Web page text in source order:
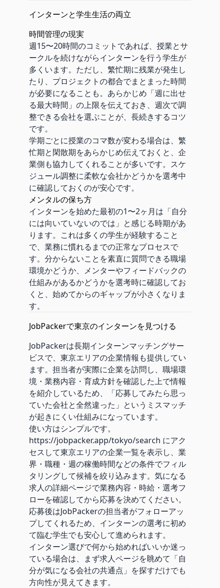
インターンと学生生活の両立
時間管理の現実
週15〜20時間のコミットであれば、授業とサ
ークルを続けながらインターンを行う学生が
多くいます。ただし、繁忙期に残業が発生し
たり、プロジェクトの都合でまとまった時間
が必要になることも。あらかじめ「週に出せ
る最大時間」の上限を伝えておき、週次で調
整できる会社を選ぶことが、長続きするコツ
です。
学期ごとに授業のコマ数が変わる場合は、繁
忙期と閑散期をあらかじめ伝えておくと、企
業側も協力してくれることが多いです。スケ
ジュール調整に柔軟な会社かどうかを選考中
に確認しておくのが安心です。
メンタルの保ち方
インターンを始めた最初の1〜2ヶ月は「自分
には向いていないのでは」と感じる時期があ
ります。これは多くの学生が経験すること
で、業務に慣れるまでの正常なプロセスで
す。分からないことを素直に質問できる職場
環境かどうか、メンターやフィードバックの
仕組みがあるかどうかを選考時に確認してお
くと、始めてからのギャップが小さくなりま
す。
JobPackerで東京のインターンを見つける
JobPackerは長期インターンマッチングサー
ビスで、東京エリアの企業情報も提供してい
ます。担当者が実際に企業を訪問し、職場環
境・業務内容・育成方針を確認した上で情報
を紹介しているため、「応募してみたら思っ
ていた会社と全然違った」というミスマッチ
が起きにくい仕組みになっています。
使い方はシンプルです。
https://jobpacker.app/tokyo/search にアク
セスして東京エリアの企業一覧を表示し、業
界・職種・週の稼働時間などの条件でフィル
タリングして候補を絞り込みます。気になる
求人の詳細ページで業務内容・時給・選考フ
ローを確認してから応募を決めてください。
応募後はJobPackerの担当者がフォローアッ
プしてくれるため、インターンの選考に初め
て臨む学生でも安心して進められます。
インターン選びで何から始めればいいか迷っ
ている場合は、まず求人ページを眺めて「自
分が気になる会社の共通点」を探すだけでも
方向性が見えてきます。